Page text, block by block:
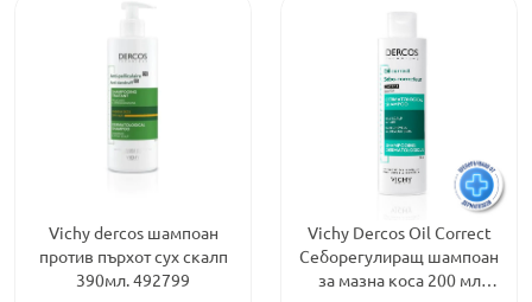
Vichy dercos шампоан
против пърхот сух скалп
390мл. 492799
Vichy Dercos Oil Correct
Себорегулиращ шампоан
за мазна коса 200 мл